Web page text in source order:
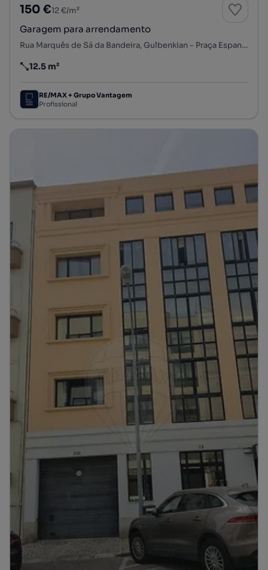
150 €12 €/m²
Garagem para arrendamento
Rua Marquês de Sá da Bandeira, Gulbenkian - Praça Espanha, Avenidas Novas, Lisboa, Lisboa
Preço por metro quadrado
12.5 m²
RE/MAX + Grupo Vantagem
Profissional